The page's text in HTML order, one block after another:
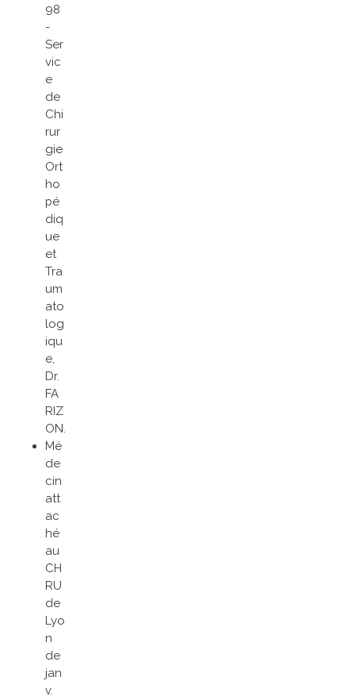
98
-
Ser
vic
e
de
Chi
rur
gie
Ort
ho
pé
diq
ue
et
Tra
um
ato
log
iqu
e,
Dr.
FA
RIZ
ON.
Mé
de
cin
att
ac
hé
au
CH
RU
de
Lyo
n
de
jan
v.